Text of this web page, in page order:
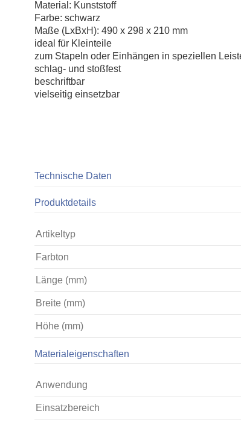
Material: Kunststoff
Farbe: schwarz
Maße (LxBxH): 490 x 298 x 210 mm
ideal für Kleinteile
zum Stapeln oder Einhängen in speziellen
schlag- und stoßfest
beschriftbar
vielseitig einsetzbar
Technische Daten
Produktdetails
Artikeltyp
Farbton
Länge (mm)
Breite (mm)
Höhe (mm)
Materialeigenschaften
Anwendung
Einsatzbereich